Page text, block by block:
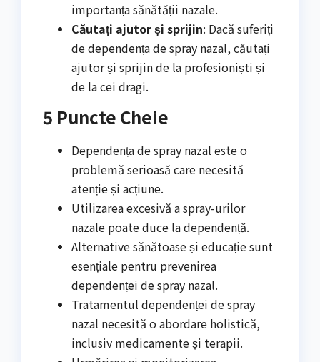
importanța sănătății nazale.
Căutați ajutor și sprijin: Dacă suferiți
de dependența de spray nazal, căutați
ajutor și sprijin de la profesioniști și
de la cei dragi.
5 Puncte Cheie
Dependența de spray nazal este o
problemă serioasă care necesită
atenție și acțiune.
Utilizarea excesivă a spray-urilor
nazale poate duce la dependență.
Alternative sănătoase și educație sunt
esențiale pentru prevenirea
dependenței de spray nazal.
Tratamentul dependenței de spray
nazal necesită o abordare holistică,
inclusiv medicamente și terapii.